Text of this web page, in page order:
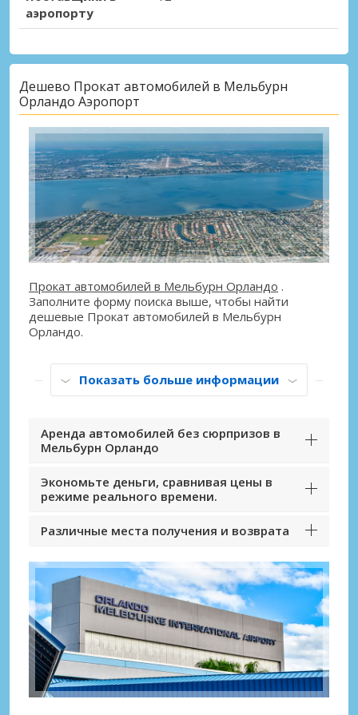
аэропорту
Дешево Прокат автомобилей в Мельбурн
Орландо Аэропорт
Прокат автомобилей в Мельбурн Орландо .
Заполните форму поиска выше, чтобы найти
дешевые Прокат автомобилей в Мельбурн
Орландо.
Показать больше информации
Аренда автомобилей без сюрпризов в
Мельбурн Орландо
Экономьте деньги, сравнивая цены в
режиме реального времени.
Различные места получения и возврата